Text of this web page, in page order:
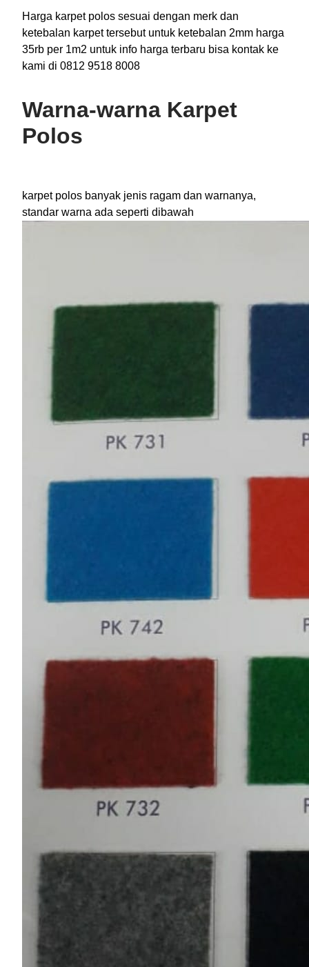
Harga karpet polos sesuai dengan merk dan
ketebalan karpet tersebut untuk ketebalan 2mm harga
35rb per 1m2 untuk info harga terbaru bisa kontak ke
kami di 0812 9518 8008
Warna-warna Karpet
Polos
karpet polos banyak jenis ragam dan warnanya,
standar warna ada seperti dibawah